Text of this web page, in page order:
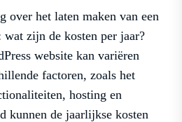
over het laten maken van een
wat zijn de kosten per jaar?
website kan variëren
factoren, zoals het
hosting en
kunnen de jaarlijkse kosten